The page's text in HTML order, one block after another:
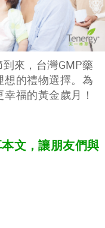
來，台灣GMP藥
想的禮物選擇。為
福的黃金歲月！
文，讓朋友們與